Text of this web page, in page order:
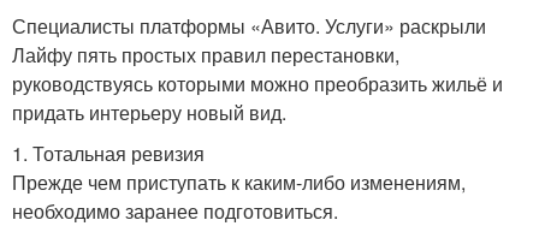
Специалисты платформы «Авито. Услуги» раскрыли
Лайфу пять простых правил перестановки,
руководствуясь которыми можно преобразить жильё и
придать интерьеру новый вид.
1. Тотальная ревизия
Прежде чем приступать к каким-либо изменениям,
необходимо заранее подготовиться.